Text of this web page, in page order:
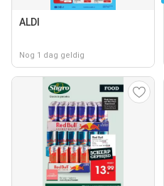
ALDI
Nog 1 dag geldig